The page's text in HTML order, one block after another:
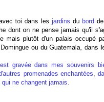
toi dans les jardins du bord
dont on ne pense jamais qu'il
mais plutôt d'un palais occupé
ou du Guatemala, dans
gravée dans mes souvenirs
promenades enchantées,
ne changent jamais.